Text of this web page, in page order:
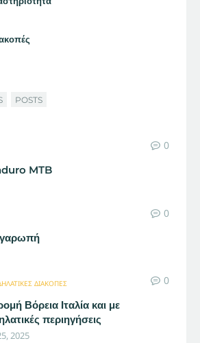
POSTS
0
MTB
0
ΔΙΑΚΟΠΈΣ
0
Βόρεια Ιταλία και με
περιηγήσεις
2025